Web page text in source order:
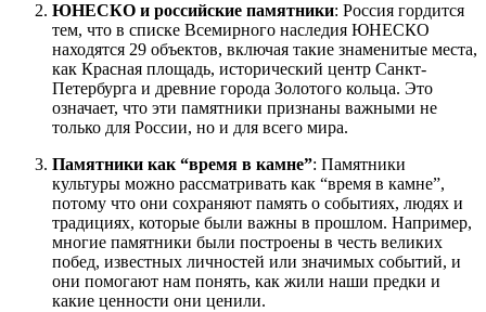
ЮНЕСКО и российские памятники: Россия гордится
тем, что в списке Всемирного наследия ЮНЕСКО
находятся 29 объектов, включая такие знаменитые места,
как Красная площадь, исторический центр Санкт-
Петербурга и древние города Золотого кольца. Это
означает, что эти памятники признаны важными не
только для России, но и для всего мира.
Памятники как “время в камне”: Памятники
культуры можно рассматривать как “время в камне”,
потому что они сохраняют память о событиях, людях и
традициях, которые были важны в прошлом. Например,
многие памятники были построены в честь великих
побед, известных личностей или значимых событий, и
они помогают нам понять, как жили наши предки и
какие ценности они ценили.